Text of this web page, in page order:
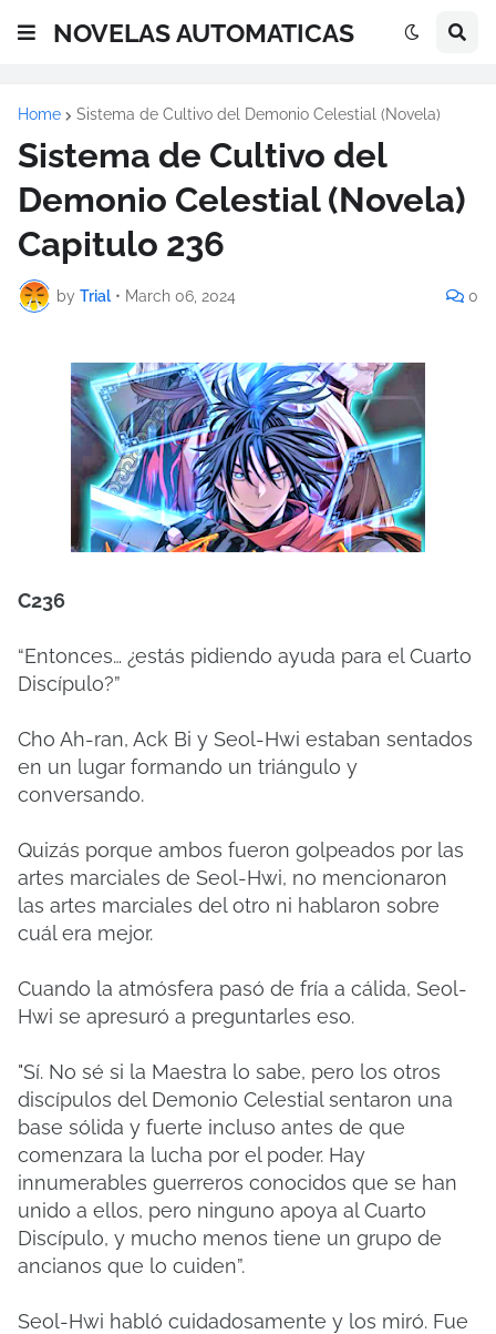
NOVELAS AUTOMATICAS
Home Sistema de Cultivo del Demonio Celestial (Novela)
Sistema de Cultivo del
Demonio Celestial (Novela)
Capitulo 236
by Trial • March 06, 2024 0
C236
“Entonces… ¿estás pidiendo ayuda para el Cuarto
Discípulo?”
Cho Ah-ran, Ack Bi y Seol-Hwi estaban sentados
en un lugar formando un triángulo y
conversando.
Quizás porque ambos fueron golpeados por las
artes marciales de Seol-Hwi, no mencionaron
las artes marciales del otro ni hablaron sobre
cuál era mejor.
Cuando la atmósfera pasó de fría a cálida, Seol-
Hwi se apresuró a preguntarles eso.
"Sí. No sé si la Maestra lo sabe, pero los otros
discípulos del Demonio Celestial sentaron una
base sólida y fuerte incluso antes de que
comenzara la lucha por el poder. Hay
innumerables guerreros conocidos que se han
unido a ellos, pero ninguno apoya al Cuarto
Discípulo, y mucho menos tiene un grupo de
ancianos que lo cuiden”.
Seol-Hwi habló cuidadosamente y los miró. Fue